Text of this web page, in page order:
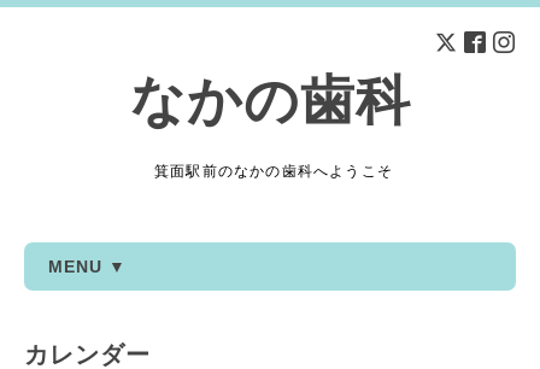
なかの歯科
箕面駅前のなかの歯科へようこそ
MENU ▼
カレンダー